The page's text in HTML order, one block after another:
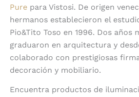
Pure para Vistosi. De origen
hermanos establecieron el
Pio&Tito Toso en 1996. Dos años
graduaron en arquitectura y
colaborado con prestigiosas
decoración y mobiliario.
Encuentra productos de